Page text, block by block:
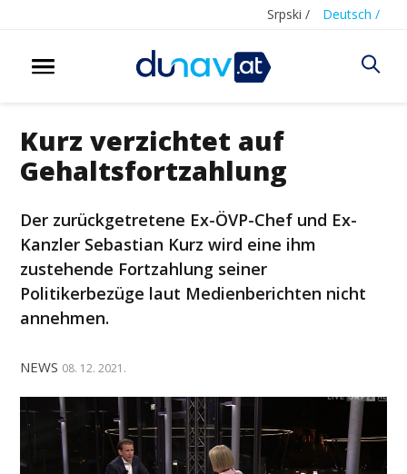
Srpski / Deutsch /
Kurz verzichtet auf
Gehaltsfortzahlung
Der zurückgetretene Ex-ÖVP-Chef und Ex-
Kanzler Sebastian Kurz wird eine ihm
zustehende Fortzahlung seiner
Politikerbezüge laut Medienberichten nicht
annehmen.
NEWS 08. 12. 2021.